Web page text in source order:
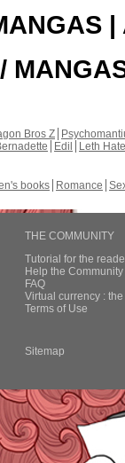
|
Bros Z
Edil
Leth Hate
books Romance
THE COMMUNITY
Tutorial for the
Help the
FAQ
Virtual currency :
Terms of Use
Sitemap